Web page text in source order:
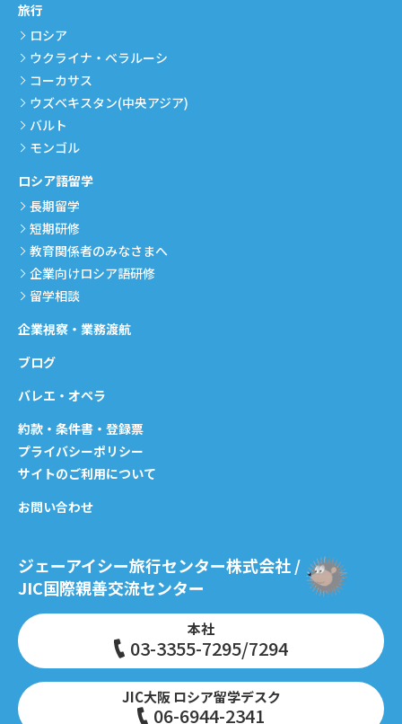
旅行
ロシア
ウクライナ・ベラルーシ
コーカサス
ウズベキスタン(中央アジア)
バルト
モンゴル
ロシア語留学
長期留学
短期研修
教育関係者のみなさまへ
企業向けロシア語研修
留学相談
企業視察・業務渡航
ブログ
バレエ・オペラ
約款・条件書・登録票
プライバシーポリシー
サイトのご利用について
お問い合わせ
ジェーアイシー旅行センター株式会社 /
JIC国際親善交流センター
本社
03-3355-7295/7294
JIC大阪 ロシア留学デスク
06-6944-2341